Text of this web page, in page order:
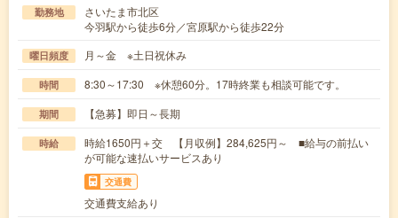
勤務地
さいたま市北区
今羽駅から徒歩6分／宮原駅から徒歩22分
曜日頻度 月～金 ※土日祝休み
時間 8:30～17:30 ※休憩60分。17時終業も相談可能です。
期間 【急募】即日～長期
時給
時給1650円＋交 【月収例】284,625円～ ■給与の前払い
が可能な速払いサービスあり
交通費
交通費支給あり